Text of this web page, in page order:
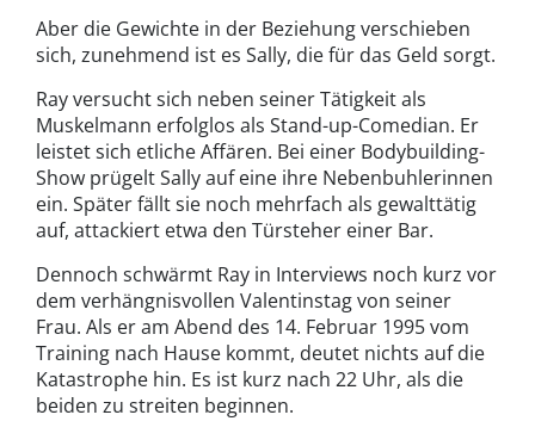
Aber die Gewichte in der Beziehung verschieben
sich, zunehmend ist es Sally, die für das Geld sorgt.
Ray versucht sich neben seiner Tätigkeit als
Muskelmann erfolglos als Stand-up-Comedian. Er
leistet sich etliche Affären. Bei einer Bodybuilding-
Show prügelt Sally auf eine ihre Nebenbuhlerinnen
ein. Später fällt sie noch mehrfach als gewalttätig
auf, attackiert etwa den Türsteher einer Bar.
Dennoch schwärmt Ray in Interviews noch kurz vor
dem verhängnisvollen Valentinstag von seiner
Frau. Als er am Abend des 14. Februar 1995 vom
Training nach Hause kommt, deutet nichts auf die
Katastrophe hin. Es ist kurz nach 22 Uhr, als die
beiden zu streiten beginnen.